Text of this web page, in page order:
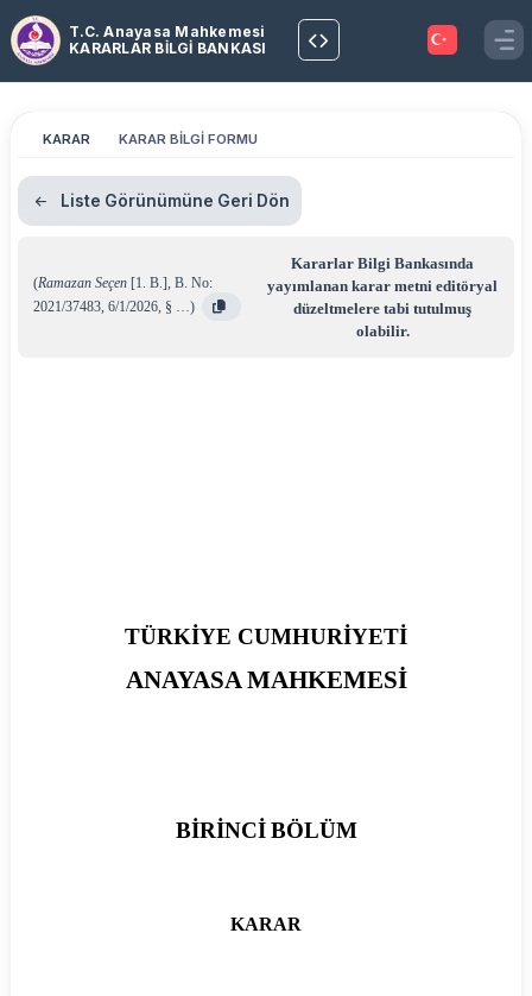
T.C. Anayasa Mahkemesi
KARARLAR BİLGİ BANKASI
KARAR KARAR BİLGİ FORMU
Liste Görünümüne Geri Dön
(Ramazan Seçen [1. B.], B. No:
2021/37483, 6/1/2026, § …)
Kararlar Bilgi Bankasında
yayımlanan karar metni editöryal
düzeltmelere tabi tutulmuş
olabilir.